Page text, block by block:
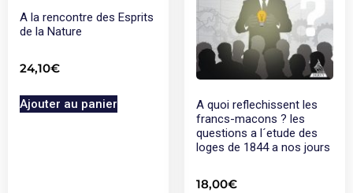
A la rencontre des Esprits
de la Nature
24,10€
Ajouter au panier
A quoi reflechissent les
francs-macons ? les
questions a l´etude des
loges de 1844 a nos jours
18,00€